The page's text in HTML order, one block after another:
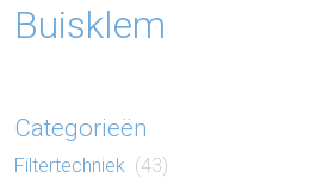
Buisklem
Categorieën
Filter​techniek (43)